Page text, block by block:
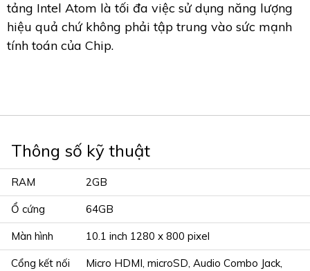
tảng Intel Atom là tối đa việc sử dụng năng lượng
hiệu quả chứ không phải tập trung vào sức mạnh
tính toán của Chip.
Thông số kỹ thuật
RAM 2GB
Ổ cứng 64GB
Màn hình 10.1 inch 1280 x 800 pixel
Cổng kết nối
Micro HDMI, microSD, Audio Combo Jack,